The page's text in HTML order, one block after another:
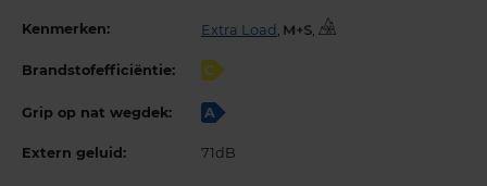
Kenmerken: Extra Load , ,
Brandstofefficiëntie: C
Grip op nat wegdek: A
Extern geluid: 71dB